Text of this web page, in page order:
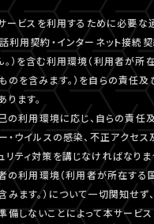
ービスを利用するために必要な
利用契約・インターネット接続
。）を含む利用環境（利用者が所
のを含みます。）を自らの責任
ます。
の利用環境に応じ、自らの責任
・ウイルスの感染、不正アクセ
ティ対策を講じなければなりま
の利用環境（利用者が所在する
みます。）について一切関知せず
備しないことによって本サービ